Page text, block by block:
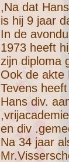
,Na dat
is hij 9 jaar
In de
1973 heeft
zijn diploma
Ook de akte
Tevens heeft
Hans div.
en div
Na 34 jaar